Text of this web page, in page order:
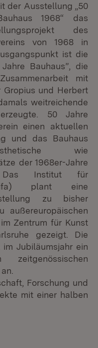
der Ausstellung „50
1968“ das
des
von 1968 in
ist die
Bauhaus”, die
mit
Gropius und Herbert
weitreichende
50 Jahre
einen aktuellen
und das Bauhaus
wie
der 1968er-Jahre
Institut für
(ifa) plant eine
zu bisher
außereuropäischen
Zentrum für Kunst
gezeigt. Die
Jubiläumsjahr ein
Forschung und
mit einer halben